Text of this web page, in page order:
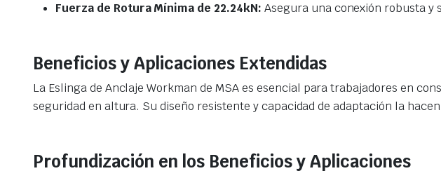
Fuerza de Rotura Mínima de 22.24kN: Asegura una conexión robusta
Beneficios y Aplicaciones Extendidas
La Eslinga de Anclaje Workman de MSA es esencial para trabajadores en
seguridad en altura. Su diseño resistente y capacidad de adaptación la
Profundización en los Beneficios y Aplicaciones